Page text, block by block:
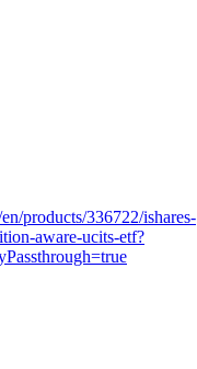
products/336722/ishares-
aware-ucits-etf?